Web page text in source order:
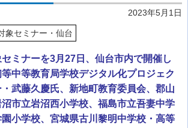
2023年5月1日
象セミナー・仙台
ミナーを3月27日、仙台市内で開催し
中等教育局学校デジタル化プロジェク
・武藤久慶氏、新地町教育委員会、郡山
市立岩沼西小学校、福島市立吾妻中学
小学校、宮城県古川黎明中学校・高等